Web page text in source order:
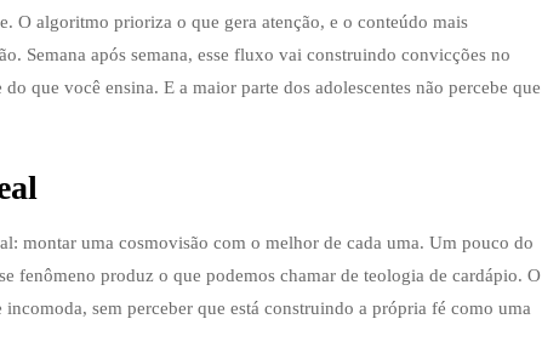
O algoritmo prioriza o que gera atenção, e o conteúdo mais
Semana após semana, esse fluxo vai construindo convicções no
que você ensina. E a maior parte dos adolescentes não percebe que
montar uma cosmovisão com o melhor de cada uma. Um pouco do
fenômeno produz o que podemos chamar de teologia de cardápio. O
sem perceber que está construindo a própria fé como uma